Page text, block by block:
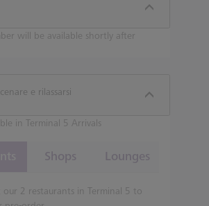
will be available shortly after
e rilassarsi
in Terminal 5 Arrivals
Shops Lounges
our 2 restaurants in Terminal 5 to